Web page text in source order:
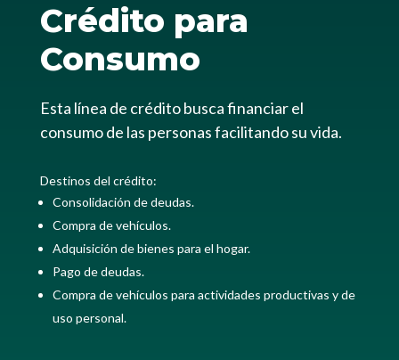
Crédito para
Consumo
Esta línea de crédito busca financiar el
consumo de las personas facilitando su vida.
Destinos del crédito:
Consolidación de deudas.
Compra de vehículos.
Adquisición de bienes para el hogar.
Pago de deudas.
Compra de vehículos para actividades productivas y de
uso personal.